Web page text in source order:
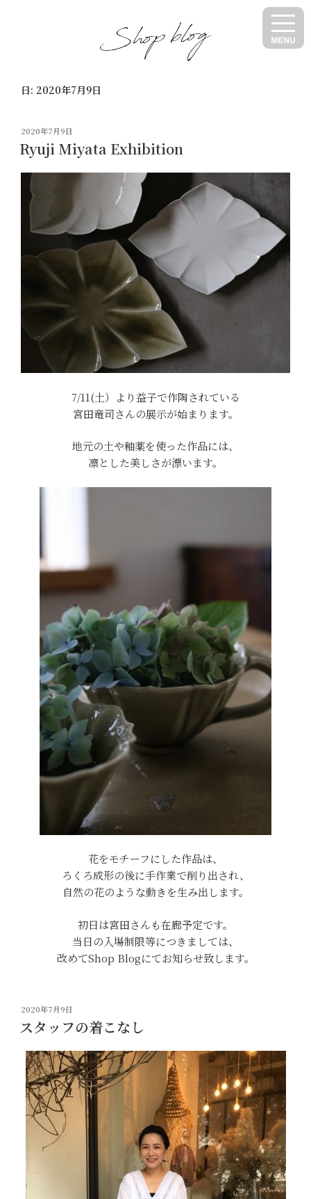
日: 2020年7月9日
投
稿
日:
2020年7月9日
Ryuji Miyata Exhibition
7/11(土）より益子で作陶されている
宮田竜司さんの展示が始まります。
地元の土や釉薬を使った作品には、
凛とした美しさが漂います。
花をモチーフにした作品は、
ろくろ成形の後に手作業で削り出され、
自然の花のような動きを生み出します。
初日は宮田さんも在廊予定です。
当日の入場制限等につきましては、
改めてShop Blogにてお知らせ致します。
投
稿
日:
2020年7月9日
スタッフの着こなし